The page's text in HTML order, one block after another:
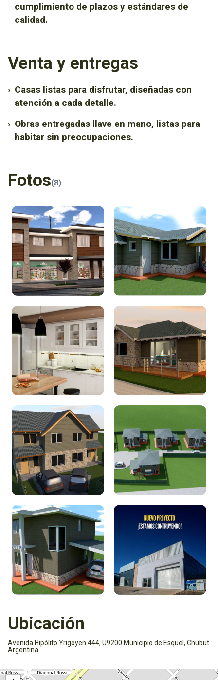
cumplimiento de plazos y estándares de
calidad.
Venta y entregas
› Casas listas para disfrutar, diseñadas con
atención a cada detalle.
› Obras entregadas llave en mano, listas para
habitar sin preocupaciones.
Fotos(8)
Ubicación
Avenida Hipólito Yrigoyen 444, U9200 Municipio de Esquel, Chubut
Argentina
Activar mapa